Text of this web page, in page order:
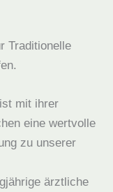
Traditionelle
mit ihrer
eine wertvolle
zu unserer
ärztliche